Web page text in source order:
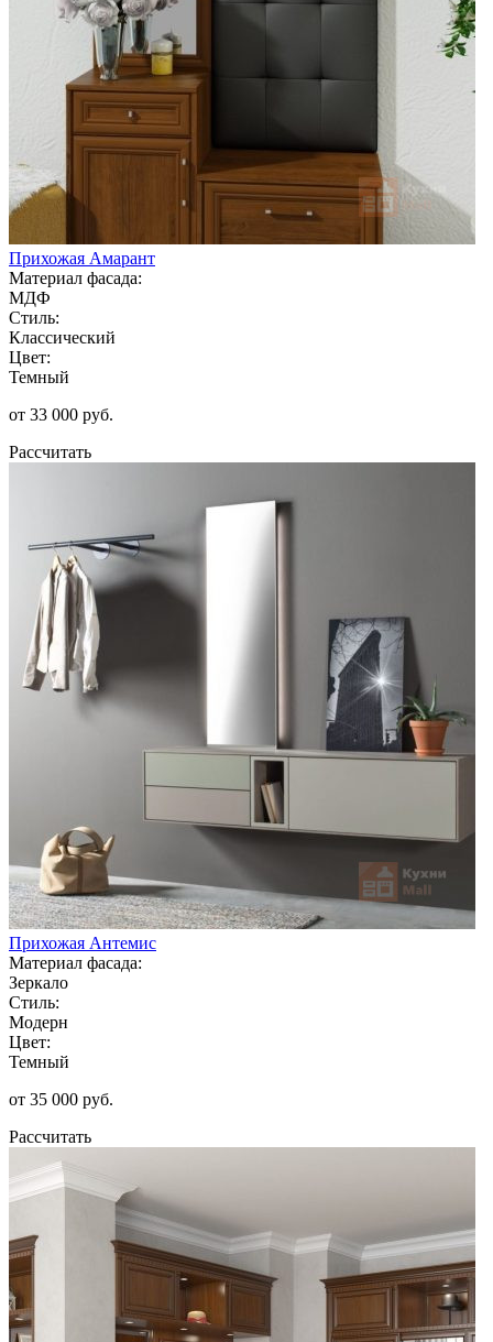
Прихожая Амарант
Материал фасада:
МДФ
Стиль:
Классический
Цвет:
Темный
от 33 000 руб.
Рассчитать
Прихожая Антемис
Материал фасада:
Зеркало
Стиль:
Модерн
Цвет:
Темный
от 35 000 руб.
Рассчитать